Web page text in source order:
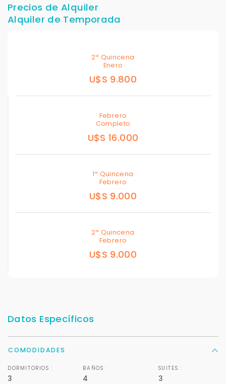
Precios de Alquiler
Alquiler de Temporada
2ª Quincena
Enero
U$S 9.800
Febrero
Completo
U$S 16.000
1ª Quincena
Febrero
U$S 9.000
2ª Quincena
Febrero
U$S 9.000
Datos Específicos
COMODIDADES
DORMITORIOS :
3
BAÑOS :
4
SUITES :
3